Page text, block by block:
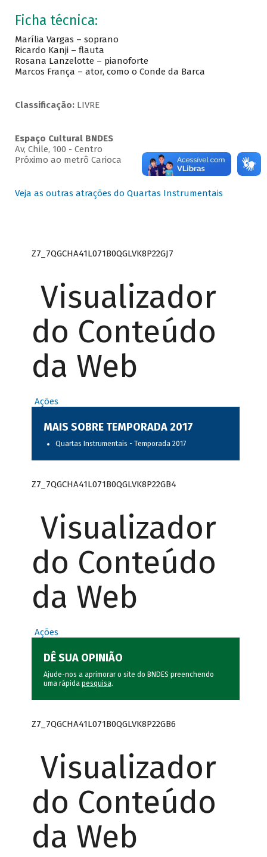
Ficha técnica:
Marília Vargas – soprano
Ricardo Kanji – flauta
Rosana Lanzelotte – pianoforte
Marcos França – ator, como o Conde da Barca
Classificação:LIVRE
Espaço Cultural BNDES
Av, Chile, 100 - Centro
Próximo ao metrô Carioca
Veja as outras atrações do Quartas Instrumentais
Z7_7QGCHA41L071B0QGLVK8P22GJ7
Visualizador
do Conteúdo
da Web
Ações
MAIS SOBRE TEMPORADA 2017
Quartas Instrumentais - Temporada 2017
Z7_7QGCHA41L071B0QGLVK8P22GB4
Visualizador
do Conteúdo
da Web
Ações
DÊ SUA OPINIÃO
Ajude-nos a aprimorar o site do BNDES preenchendo
uma rápida pesquisa.
Z7_7QGCHA41L071B0QGLVK8P22GB6
Visualizador
do Conteúdo
da Web